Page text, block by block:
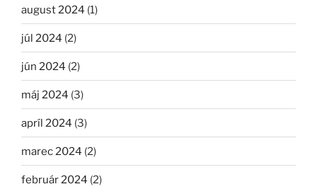
august 2024 (1)
júl 2024 (2)
jún 2024 (2)
máj 2024 (3)
apríl 2024 (3)
marec 2024 (2)
február 2024 (2)